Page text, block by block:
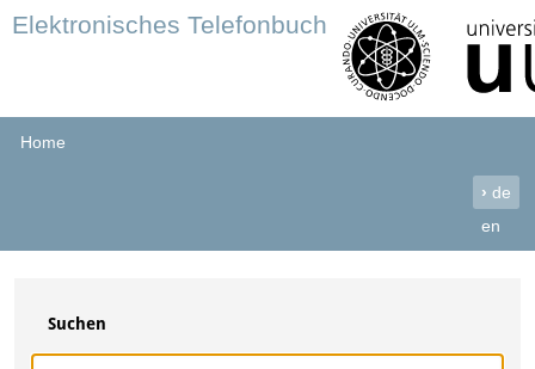
Elektronisches Telefonbuch
Home
› de
en
Suchen